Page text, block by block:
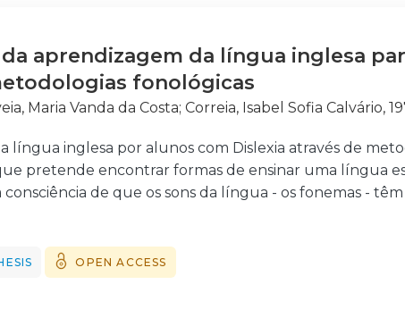
aprendizagem da língua inglesa
fonológicas
Maria Vanda da Costa; Correia, Isabel Sofia Calvário,
língua inglesa por alunos com Dislexia através de
pretende encontrar formas de ensinar uma língua
de que os sons da língua - os fonemas -
basicamente, de converter o som em escrita.
da perturbação da Dislexia como, também,
com abordagem de natureza quantitativa, através
Esta investigação visou explorar a perceção
OPEN ACCESS